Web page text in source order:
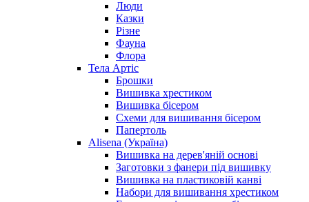
Люди
Казки
Різне
Фауна
Флора
Тела Артіс
Брошки
Вишивка хрестиком
Вишивка бісером
Схеми для вишивання бісером
Папертоль
Alisena (Україна)
Вишивка на дерев'яній основі
Заготовки з фанери під вишивку
Вишивка на пластиковій канві
Набори для вишивання хрестиком